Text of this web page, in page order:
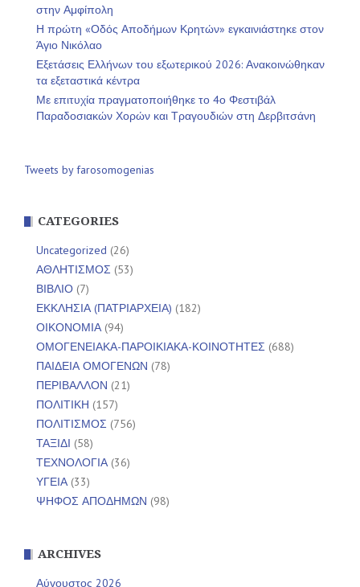
στην Αμφίπολη
Η πρώτη «Οδός Αποδήμων Κρητών» εγκαινιάστηκε στον
Άγιο Νικόλαο
Εξετάσεις Ελλήνων του εξωτερικού 2026: Ανακοινώθηκαν
τα εξεταστικά κέντρα
Με επιτυχία πραγματοποιήθηκε το 4ο Φεστιβάλ
Παραδοσιακών Χορών και Τραγουδιών στη Δερβιτσάνη
Tweets by farosomogenias
CATEGORIES
Uncategorized (26)
ΑΘΛΗΤΙΣΜΟΣ (53)
ΒΙΒΛΙΟ (7)
ΕΚΚΛΗΣΙΑ (ΠΑΤΡΙΑΡΧΕΙΑ) (182)
ΟΙΚΟΝΟΜΙΑ(94)
ΟΜΟΓΕΝΕΙΑΚΑ-ΠΑΡΟΙΚΙΑΚΑ-ΚΟΙΝΟΤΗΤΕΣ (688)
ΠΑΙΔΕΙΑ ΟΜΟΓΕΝΩΝ (78)
ΠΕΡΙΒΑΛΛΟΝ (21)
ΠΟΛΙΤΙΚΗ (157)
ΠΟΛΙΤΙΣΜΟΣ (756)
ΤΑΞΙΔΙ (58)
ΤΕΧΝΟΛΟΓΙΑ(36)
ΥΓΕΙΑ(33)
ΨΗΦΟΣ ΑΠΟΔΗΜΩΝ (98)
ARCHIVES
Αύγουστος 2026